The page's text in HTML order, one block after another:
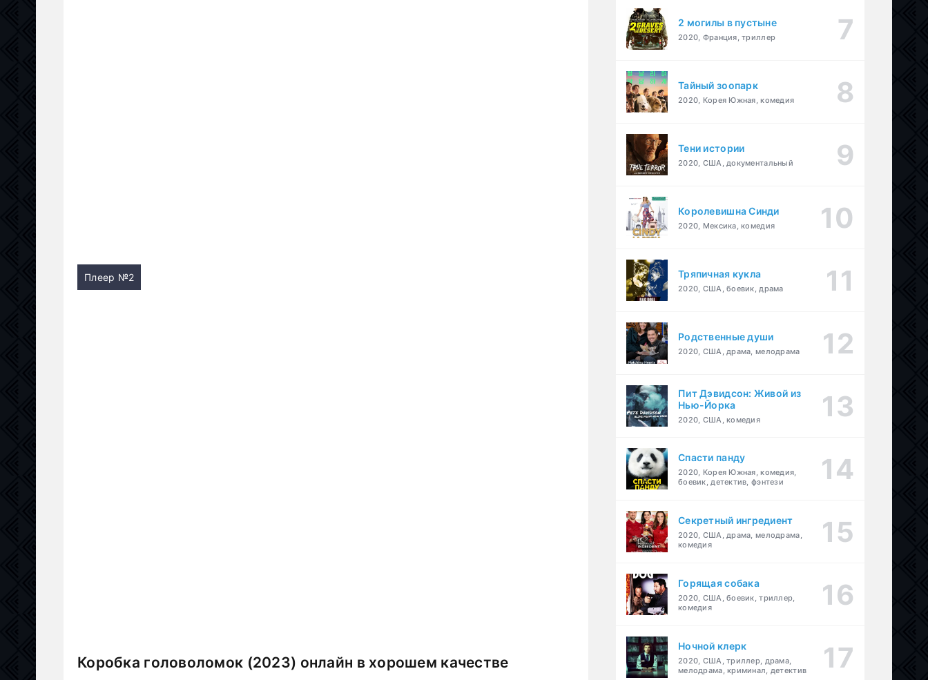
Плеер №2
Коробка головоломок (2023) онлайн в хорошем качестве
2 могилы в пустыне
2020, Франция, триллер
Тайный зоопарк
2020, Корея Южная, комедия
Тени истории
2020, США, документальный
Королевишна Синди
2020, Мексика, комедия
Тряпичная кукла
2020, США, боевик, драма
Родственные души
2020, США, драма, мелодрама
Пит Дэвидсон: Живой из
Нью-Йорка
2020, США, комедия
Спасти панду
2020, Корея Южная, комедия,
боевик, детектив, фэнтези
Секретный ингредиент
2020, США, драма, мелодрама,
комедия
Горящая собака
2020, США, боевик, триллер,
комедия
Ночной клерк
2020, США, триллер, драма,
мелодрама, криминал, детектив